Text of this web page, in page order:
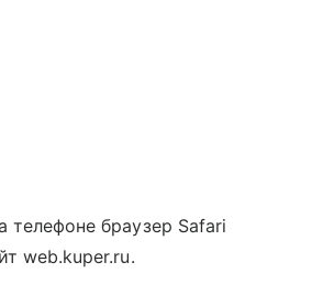
телефоне браузер Safari
web.kuper.ru.